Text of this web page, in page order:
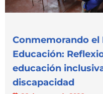
Conmemorando el
Educación:
educación
discapacidad